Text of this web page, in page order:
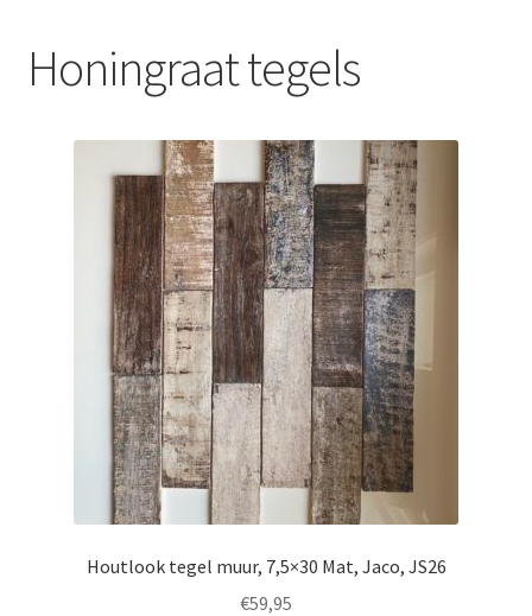
Contact
Honingraat tegels
Houtlook tegel muur, 7,5×30 Mat, Jaco, JS26
€59,95